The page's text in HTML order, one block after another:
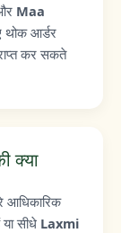
Maa
थोक आर्डर
कर सकते
क्या
आधिकारिक
सीधे Laxmi